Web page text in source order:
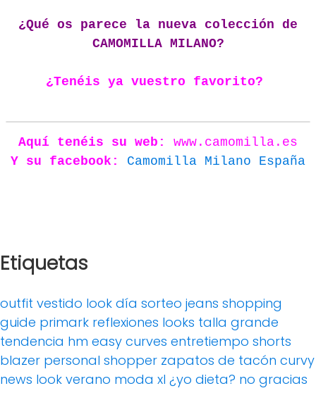
¿Qué os parece la nueva colección de
CAMOMILLA MILANO?
¿Tenéis ya vuestro favorito?
Aquí tenéis su web: www.camomilla.es
Y su facebook: Camomilla Milano España
Etiquetas
outfit vestido look día sorteo jeans shopping
guide primark reflexiones looks talla grande
tendencia hm easy curves entretiempo shorts
blazer personal shopper zapatos de tacón curvy
news look verano moda xl ¿yo dieta? no gracias